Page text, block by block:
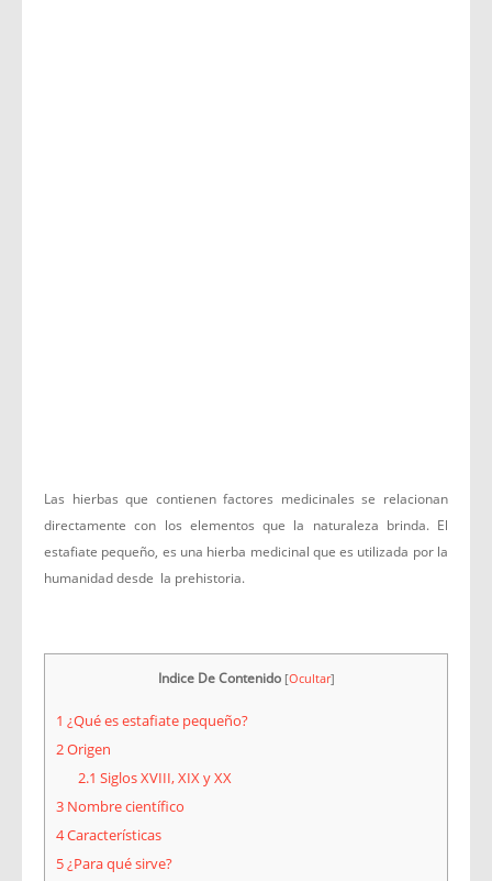
Las hierbas que contienen factores medicinales se relacionan
directamente con los elementos que la naturaleza brinda. El
estafiate pequeño, es una hierba medicinal que es utilizada por la
humanidad desde la prehistoria.
Indice De Contenido [Ocultar]
1 ¿Qué es estafiate pequeño?
2Origen
2.1 Siglos XVIII, XIX y XX
3 Nombre científico
4Características
5¿Para qué sirve?